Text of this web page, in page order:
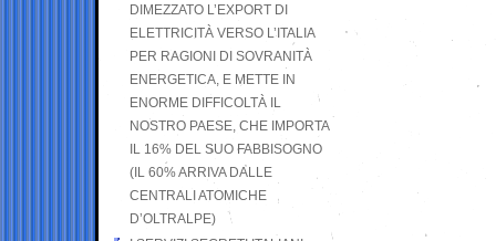
DIMEZZATO L’EXPORT DI
ELETTRICITÀ VERSO L’ITALIA
PER RAGIONI DI SOVRANITÀ
ENERGETICA, E METTE IN
ENORME DIFFICOLTÀ IL
NOSTRO PAESE, CHE IMPORTA
IL 16% DEL SUO FABBISOGNO
(IL 60% ARRIVA DALLE
CENTRALI ATOMICHE
D’OLTRALPE)